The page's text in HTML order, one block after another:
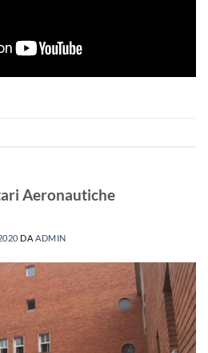
Aeronautiche
DAADMIN